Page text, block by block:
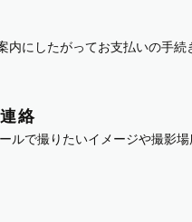
内にしたがってお支払いの手続
絡
ルで撮りたいイメージや撮影場